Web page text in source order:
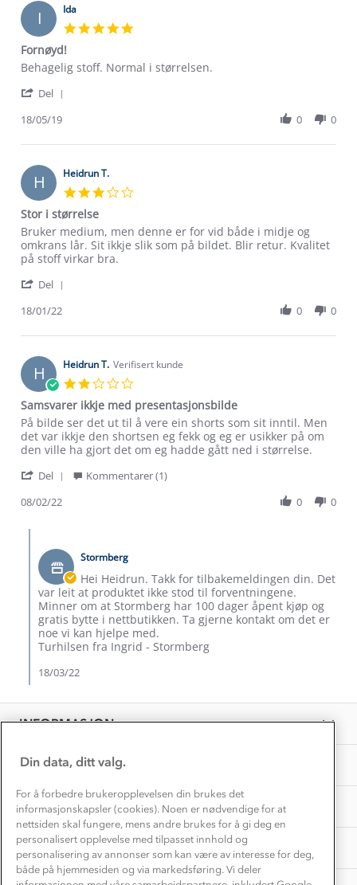
on
7
Jun
I Ida
Fornøyd!
Review
Ida
18
2019
review
Fornøyd!
Behagelig stoff. Normal i størrelsen.
Del
Ida
18
May
2019
18/05/19 0 0
H Heidrun T.
Stor i størrelse
Review
by
Heidrun
on
Jan
review
stating
Stor
størrelse
Bruker medium, men denne er for vid både i midje og
omkrans lår. Sit ikkje slik som på bildet. Blir retur. Kvalitet
på stoff virkar bra.
Del
Heidrun
on
18
Jan
2022
18/01/22 0 0
H Heidrun T. Verifisert kunde
rating
Samsvarer ikkje med presentasjonsbilde
Review
by
Heidrun
on
Feb
review
stating
Samsvarer
med
På bilde ser det ut til å vere ein shorts som sit inntil. Men
det var ikkje den shortsen eg fekk og eg er usikker på om
den ville ha gjort det om eg hadde gått ned i størrelse.
Del
on
8
Feb
2022
Kommentarer (1)
08/02/22
0 0
Butikkeier
on
Review
by
Heidrun
T.
on
Feb
2022
Stormberg
Hei Heidrun. Takk for tilbakemeldingen din. Det
var leit at produktet ikke stod til forventningene.
Minner om at Stormberg har 100 dager åpent kjøp og
gratis bytte i nettbutikken. Ta gjerne kontakt om det er
noe vi kan hjelpe med.
Turhilsen fra Ingrid - Stormberg
18/03/22
INFORMASJON
Kontakt oss
Konkurransevinnere
Kundeklubb
Våre butikker
Bedrift, barnehage og SFO
Presse
OM OSS
Om Stormberg
Etisk handel
Dyreetikk
1% til samfunnet
Inkludering
Materialer
Personvern
Samarbeide med oss?
TIPS OG RÅD
Trelagsprinsippet barn
Dette trenger du til barnehagen
Gravidklær
Hvordan velge riktig turtøy?
Store størrelser
Turmat oppskrifter
Beredskap
AKTIVITETER
Norgesferie 🇳🇴
Få turinspirasjon og tips her⛰
Overnatte utendørs⛺
Leirskole 🥾
Barnehageansatt
Tips til hyttetur
Din data, ditt valg.
For å forbedre brukeropplevelsen din brukes det
informasjonskapsler (cookies). Noen er nødvendige for at
nettsiden skal fungere, mens andre brukes for å gi deg en
personalisert opplevelse med tilpasset innhold og
personalisering av annonser som kan være av interesse for deg,
både på hjemmesiden og via markedsføring. Vi deler